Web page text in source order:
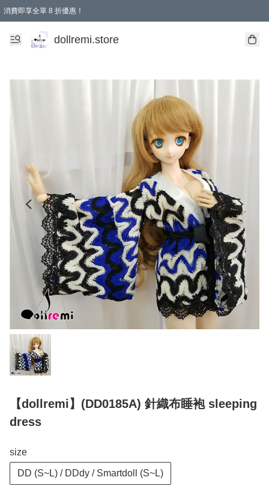
消費即享全單 8 折優惠！
購物滿 HKD 1500.00即享免運費優惠！（適用於 本地送貨、本地取貨、國際送貨 )
dollremi.store
【dollremi】(DD0185A) 針織布睡袍 sleeping
dress
size
DD (S~L) / DDdy / Smartdoll (S~L)